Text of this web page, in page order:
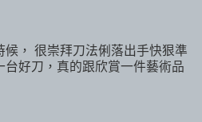
， 很崇拜刀法俐落出手快狠準
好刀，真的跟欣賞一件藝術品